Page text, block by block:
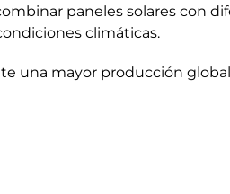
paneles solares con
climáticas.
una mayor producción